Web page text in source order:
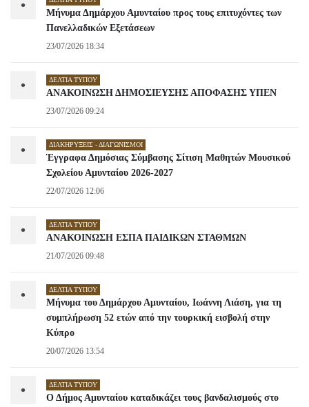
•
Μήνυμα Δημάρχου Αμυνταίου προς τους επιτυχόντες των
Πανελλαδικών Εξετάσεων
23/07/2026 18:34
• ΔΕΛΤΊΑ ΤΎΠΟΥ
ΑΝΑΚΟΙΝΩΣΗ ΔΗΜΟΣΙΕΥΣΗΣ ΑΠΟΦΑΣΗΣ ΥΠΕΝ
23/07/2026 09:24
• ΔΙΑΚΗΡΎΞΕΙΣ - ΔΙΑΓΩΝΙΣΜΟΊ
Έγγραφα Δημόσιας Σύμβασης Σίτιση Μαθητών Μουσικού
Σχολείου Αμυνταίου 2026-2027
22/07/2026 12:06
• ΔΕΛΤΊΑ ΤΎΠΟΥ
ΑΝΑΚΟΙΝΩΣΗ ΕΣΠΑ ΠΑΙΔΙΚΩΝ ΣΤΑΘΜΩΝ
21/07/2026 09:48
• ΔΕΛΤΊΑ ΤΎΠΟΥ
Μήνυμα του Δημάρχου Αμυνταίου, Ιωάννη Λιάση, για τη
συμπλήρωση 52 ετών από την τουρκική εισβολή στην
Κύπρο
20/07/2026 13:54
• ΔΕΛΤΊΑ ΤΎΠΟΥ
Ο Δήμος Αμυνταίου καταδικάζει τους βανδαλισμούς στο